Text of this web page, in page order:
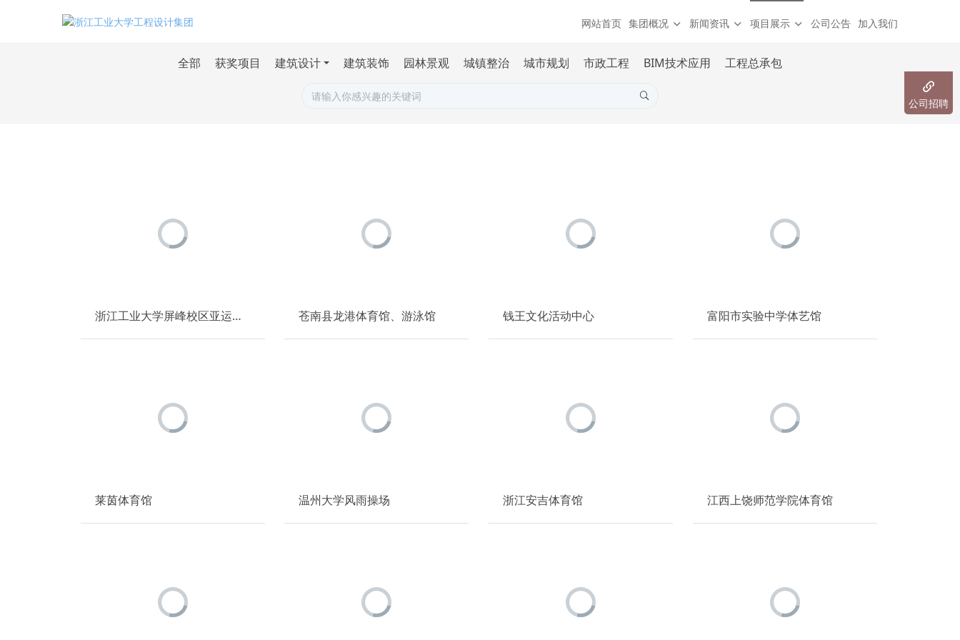
网站首页 集团概况 新闻资讯 项目展示 公司公告 加入我们
全部 获奖项目 建筑设计 建筑装饰 园林景观 城镇整治 城市规划 市政工程 BIM技术应用 工程总承包
浙江工业大学屏峰校区亚运板球场 苍南县龙港体育馆、游泳馆 钱王文化活动中心 富阳市实验中学体艺馆
莱茵体育馆 温州大学风雨操场 浙江安吉体育馆 江西上饶师范学院体育馆
公司招聘